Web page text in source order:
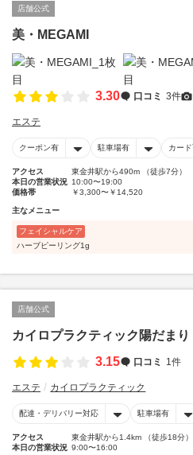
店舗公式
美・MEGAMI
3.30 口コミ 3件
エステ
クーポン有 駐車場有 カー
アクセス
東金井駅から490m （徒歩7分）
本日の営業状況 10:00〜19:00
価格帯
￥3,300〜￥14,520
主なメニュー
フェイシャルケア
ハーブピーリング1g
店舗公式
カイロプラクティック陽だまり
3.15
口コミ 1件
エステ カイロプラクティック
配達・デリバリー対応 駐車場有
アクセス
東金井駅から1.4km （徒歩18分）
本日の営業状況 9:00〜16:00